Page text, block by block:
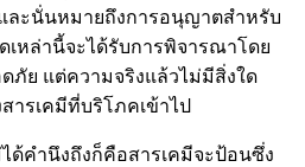
ะนั่นหมายถึงการอนุญาตสำหรับ
เหล่านี้จะได้รับการพิจารณาโดย
ภัย แต่ความจริงแล้วไม่มีสิ่งใด
ารเคมีที่บริโภคเข้าไป
ด้คำนึงถึงก็คือสารเคมีจะป้อนซึ่ง